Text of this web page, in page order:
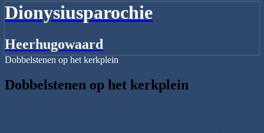
Dionysiusparochie
Heerhugowaard
Dobbelstenen op het kerkplein
Dobbelstenen op het kerkplein